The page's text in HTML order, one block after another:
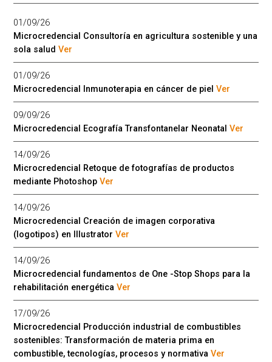
01/09/26
Microcredencial Consultoría en agricultura sostenible y una
sola saludVer
01/09/26
Microcredencial Inmunoterapia en cáncer de pielVer
09/09/26
Microcredencial Ecografía Transfontanelar NeonatalVer
14/09/26
Microcredencial Retoque de fotografías de productos
mediante PhotoshopVer
14/09/26
Microcredencial Creación de imagen corporativa
(logotipos) en IllustratorVer
14/09/26
Microcredencial fundamentos de One -Stop Shops para la
rehabilitación energéticaVer
17/09/26
Microcredencial Producción industrial de combustibles
sostenibles: Transformación de materia prima en
combustible, tecnologías, procesos y normativaVer